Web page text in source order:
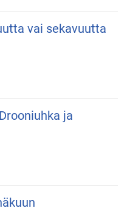
vai sekavuutta
ja